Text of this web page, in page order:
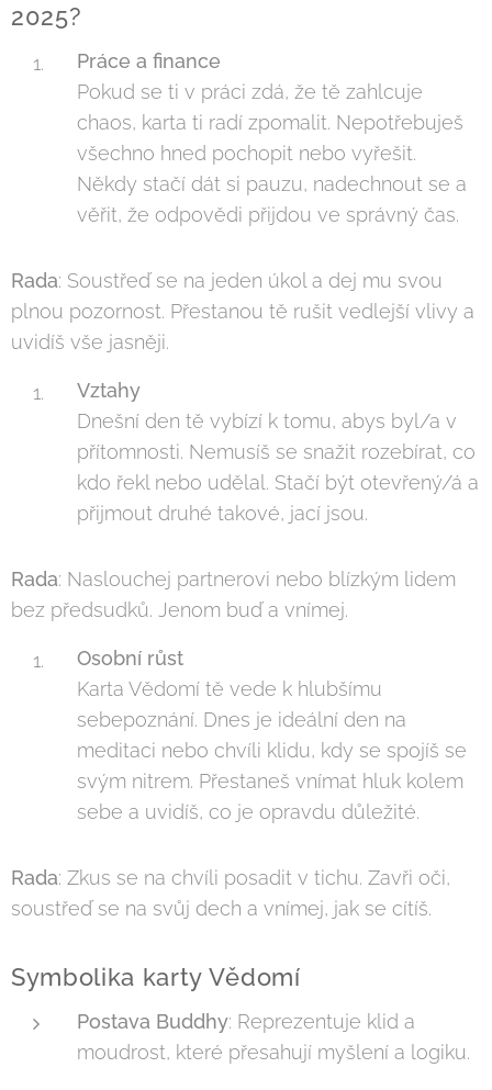
2025?
Práce a finance
Pokud se ti v práci zdá, že tě zahlcuje
chaos, karta ti radí zpomalit. Nepotřebuješ
všechno hned pochopit nebo vyřešit.
Někdy stačí dát si pauzu, nadechnout se a
věřit, že odpovědi přijdou ve správný čas.
Rada: Soustřeď se na jeden úkol a dej mu svou
plnou pozornost. Přestanou tě rušit vedlejší vlivy a
uvidíš vše jasněji.
Vztahy
Dnešní den tě vybízí k tomu, abys byl/a v
přítomnosti. Nemusíš se snažit rozebírat, co
kdo řekl nebo udělal. Stačí být otevřený/á a
přijmout druhé takové, jací jsou.
Rada: Naslouchej partnerovi nebo blízkým lidem
bez předsudků. Jenom buď a vnímej.
Osobní růst
Karta Vědomí tě vede k hlubšímu
sebepoznání. Dnes je ideální den na
meditaci nebo chvíli klidu, kdy se spojíš se
svým nitrem. Přestaneš vnímat hluk kolem
sebe a uvidíš, co je opravdu důležité.
Rada: Zkus se na chvíli posadit v tichu. Zavři oči,
soustřeď se na svůj dech a vnímej, jak se cítíš.
Symbolika karty Vědomí
Postava Buddhy: Reprezentuje klid a
moudrost, které přesahují myšlení a logiku.